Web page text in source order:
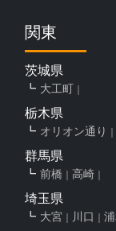
関東
茨城県
大工町
栃木県
オリオン通り
群馬県
前橋 高崎
埼玉県
大宮 川口